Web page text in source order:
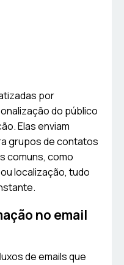
por
do público
Elas enviam
grupos de contatos
comuns, como
localização, tudo
no email
de emails que